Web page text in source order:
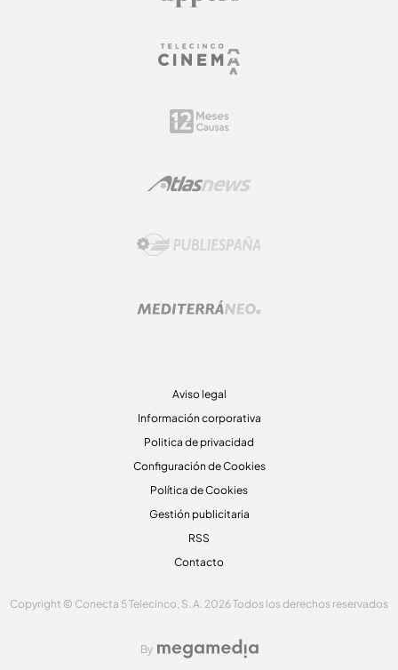
Aviso legal
Información corporativa
Politica de privacidad
Configuración de Cookies
Política de Cookies
Gestión publicitaria
RSS
Contacto
Copyright © Conecta 5 Telecinco, S. A. 2026 Todos los derechos reservados
By